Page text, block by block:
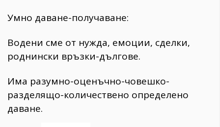
Умно даване-получаване:
Водени сме от нужда, емоции, сделки,
роднински връзки-дългове.
Има разумно-оценъчно-човешко-
разделящо-количествено определено
даване.